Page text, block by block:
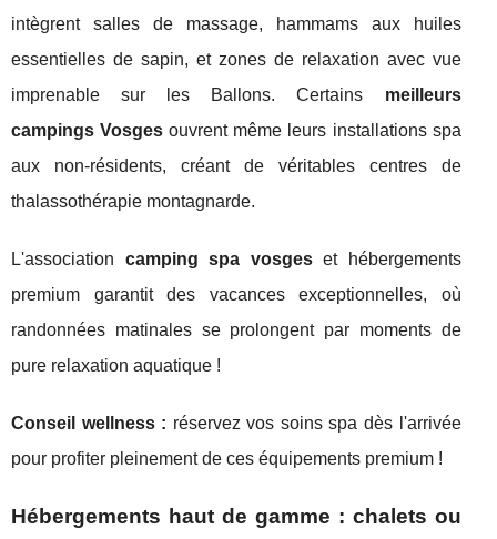
intègrent salles de massage, hammams aux huiles
essentielles de sapin, et zones de relaxation avec vue
imprenable sur les Ballons. Certains meilleurs
campings Vosges ouvrent même leurs installations spa
aux non-résidents, créant de véritables centres de
thalassothérapie montagnarde.
L'association camping spa vosgeset hébergements
premium garantit des vacances exceptionnelles, où
randonnées matinales se prolongent par moments de
pure relaxation aquatique !
Conseil wellness : réservez vos soins spa dès l'arrivée
pour profiter pleinement de ces équipements premium !
Hébergements haut de gamme : chalets ou